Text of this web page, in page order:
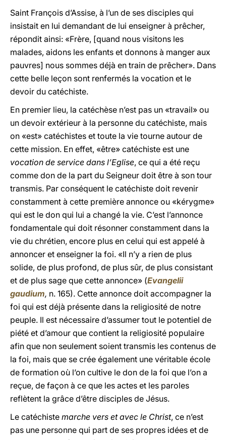
Saint François d’Assise, à l’un de ses disciples qui
insistait en lui demandant de lui enseigner à prêcher,
répondit ainsi: «Frère, [quand nous visitons les
malades, aidons les enfants et donnons à manger aux
pauvres] nous sommes déjà en train de prêcher». Dans
cette belle leçon sont renfermés la vocation et le
devoir du catéchiste.
En premier lieu, la catéchèse n’est pas un «travail» ou
un devoir extérieur à la personne du catéchiste, mais
on «est» catéchistes et toute la vie tourne autour de
cette mission. En effet, «être» catéchiste est une
vocation de service dans l’Eglise, ce qui a été reçu
comme don de la part du Seigneur doit être à son tour
transmis. Par conséquent le catéchiste doit revenir
constamment à cette première annonce ou «kérygme»
qui est le don qui lui a changé la vie. C’est l’annonce
fondamentale qui doit résonner constamment dans la
vie du chrétien, encore plus en celui qui est appelé à
annoncer et enseigner la foi. «Il n’y a rien de plus
solide, de plus profond, de plus sûr, de plus consistant
et de plus sage que cette annonce» (Evangelii
gaudium, n. 165). Cette annonce doit accompagner la
foi qui est déjà présente dans la religiosité de notre
peuple. Il est nécessaire d’assumer tout le potentiel de
piété et d’amour que contient la religiosité populaire
afin que non seulement soient transmis les contenus de
la foi, mais que se crée également une véritable école
de formation où l’on cultive le don de la foi que l’on a
reçue, de façon à ce que les actes et les paroles
reflètent la grâce d’être disciples de Jésus.
Le catéchiste marche vers et avec le Christ, ce n’est
pas une personne qui part de ses propres idées et de